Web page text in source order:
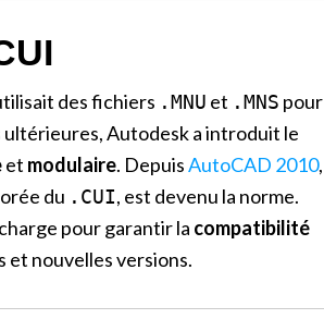
des fichiers .MNU et .MNS pour
ultérieures, Autodesk a introduit le
et modulaire. DepuisAutoCAD 2010,
du .CUI, est devenu la norme.
pour garantir la compatibilité
et nouvelles versions.